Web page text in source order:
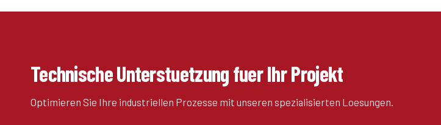
Technische Unterstuetzung fuer Ihr Projekt
Optimieren Sie Ihre industriellen Prozesse mit unseren spezialisierten Loesungen.